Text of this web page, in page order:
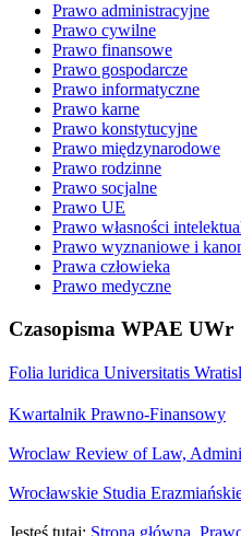
Prawo administracyjne
Prawo cywilne
Prawo finansowe
Prawo gospodarcze
Prawo informatyczne
Prawo karne
Prawo konstytucyjne
Prawo międzynarodowe
Prawo rodzinne
Prawo socjalne
Prawo UE
Prawo własności
Prawo wyznaniowe i
Prawa człowieka
Prawo medyczne
Czasopisma WPAE UWr
Folia luridica Universitatis
Kwartalnik Prawno-Finansowy
Wroclaw Review of Law,
Wrocławskie Studia